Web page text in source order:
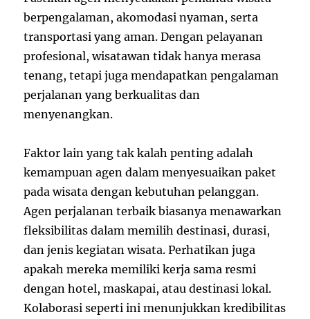
berpengalaman, akomodasi nyaman, serta
transportasi yang aman. Dengan pelayanan
profesional, wisatawan tidak hanya merasa
tenang, tetapi juga mendapatkan pengalaman
perjalanan yang berkualitas dan
menyenangkan.
Faktor lain yang tak kalah penting adalah
kemampuan agen dalam menyesuaikan paket
pada wisata dengan kebutuhan pelanggan.
Agen perjalanan terbaik biasanya menawarkan
fleksibilitas dalam memilih destinasi, durasi,
dan jenis kegiatan wisata. Perhatikan juga
apakah mereka memiliki kerja sama resmi
dengan hotel, maskapai, atau destinasi lokal.
Kolaborasi seperti ini menunjukkan kredibilitas